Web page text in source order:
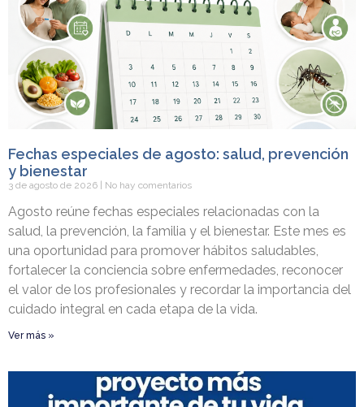
Fechas especiales de agosto: salud, prevención
y bienestar
3 de agosto de 2026 No hay comentarios
Agosto reúne fechas especiales relacionadas con la
salud, la prevención, la familia y el bienestar. Este mes es
una oportunidad para promover hábitos saludables,
fortalecer la conciencia sobre enfermedades, reconocer
el valor de los profesionales y recordar la importancia del
cuidado integral en cada etapa de la vida.
Ver más »